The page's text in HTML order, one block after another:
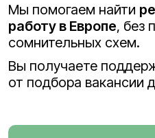
Мы помогаем найти
работу в Европе, без
сомнительных схем.
Вы получаете
от подбора вакансии